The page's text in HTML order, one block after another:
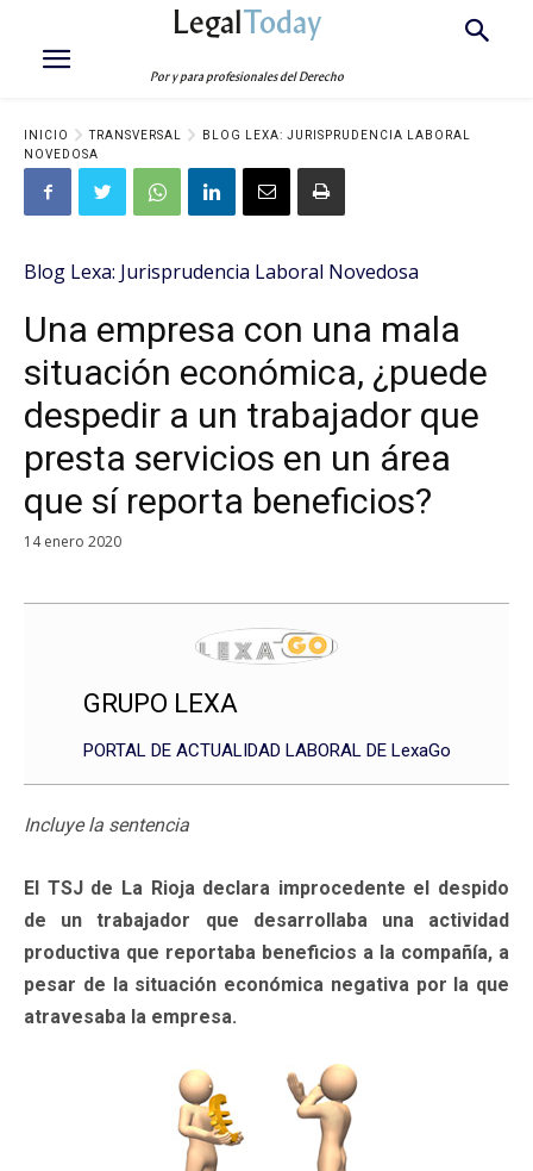
LegalToday
Por y para profesionales del Derecho
INICIO TRANSVERSAL
BLOG LEXA: JURISPRUDENCIA LABORAL
NOVEDOSA
Blog Lexa: Jurisprudencia Laboral Novedosa
Una empresa con una mala
situación económica, ¿puede
despedir a un trabajador que
presta servicios en un área
que sí reporta beneficios?
14 enero 2020
GRUPO LEXA
PORTAL DE ACTUALIDAD LABORAL DE LexaGo
Incluye la sentencia
El TSJ de La Rioja declara improcedente el despido
de un trabajador que desarrollaba una actividad
productiva que reportaba beneficios a la compañía, a
pesar de la situación económica negativa por la que
atravesaba la empresa.